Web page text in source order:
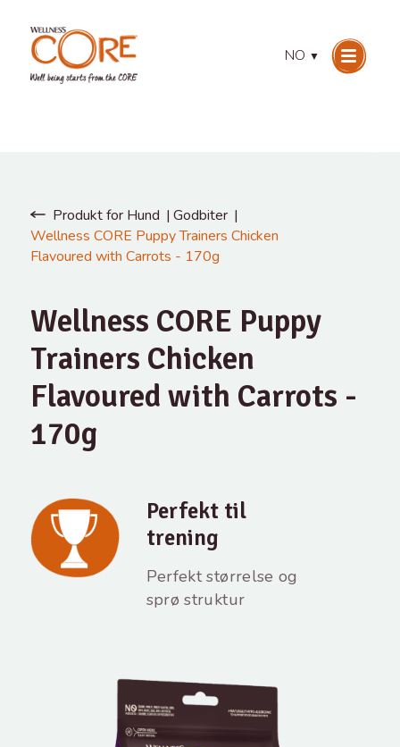
NO ▼
Produkt for Hund
Godbiter
Wellness CORE Puppy Trainers Chicken
Flavoured with Carrots - 170g
Wellness CORE Puppy
Trainers Chicken
Flavoured with Carrots -
170g
Perfekt til
trening
Perfekt størrelse og
sprø struktur